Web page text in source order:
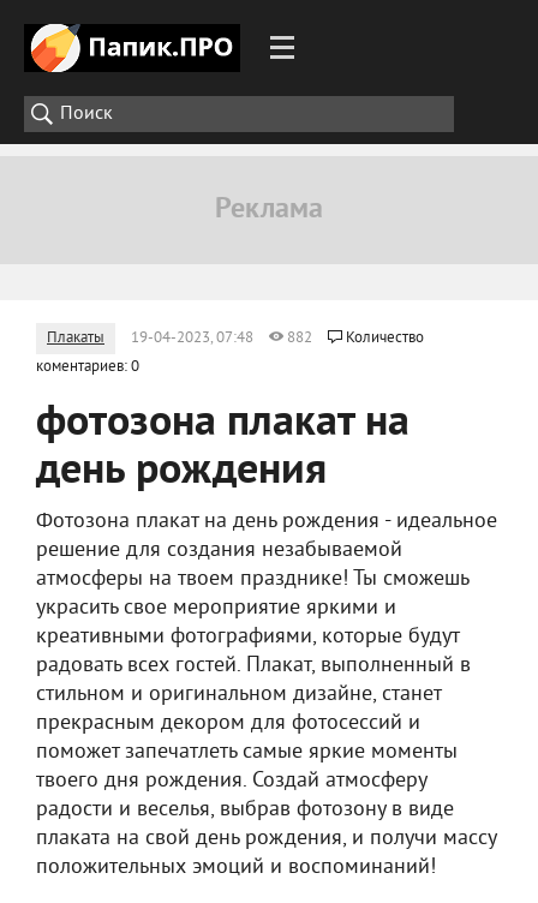
Плакаты 19-04-2023, 07:48 882
Количество
коментариев: 0
фотозона плакат на
день рождения
Фотозона плакат на день рождения - идеальное
решение для создания незабываемой
атмосферы на твоем празднике! Ты сможешь
украсить свое мероприятие яркими и
креативными фотографиями, которые будут
радовать всех гостей. Плакат, выполненный в
стильном и оригинальном дизайне, станет
прекрасным декором для фотосессий и
поможет запечатлеть самые яркие моменты
твоего дня рождения. Создай атмосферу
радости и веселья, выбрав фотозону в виде
плаката на свой день рождения, и получи массу
положительных эмоций и воспоминаний!